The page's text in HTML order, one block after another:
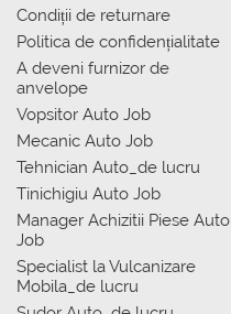
Condiții de returnare
Politica de confidențialitate
A deveni furnizor de
anvelope
Vopsitor Auto Job
Mecanic Auto Job
Tehnician Auto_de lucru
Tinichigiu Auto Job
Manager Achizitii Piese Auto
Job
Specialist la Vulcanizare
Mobila_de lucru